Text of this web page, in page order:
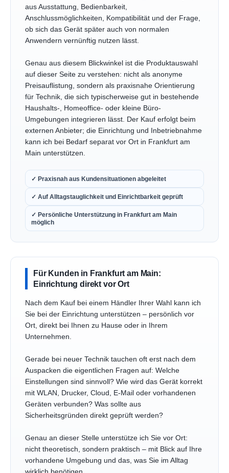
aus Ausstattung, Bedienbarkeit,
Anschlussmöglichkeiten, Kompatibilität und der Frage,
ob sich das Gerät später auch von normalen
Anwendern vernünftig nutzen lässt.
Genau aus diesem Blickwinkel ist die Produktauswahl
auf dieser Seite zu verstehen: nicht als anonyme
Preisauflistung, sondern als praxisnahe Orientierung
für Technik, die sich typischerweise gut in bestehende
Haushalts-, Homeoffice- oder kleine Büro-
Umgebungen integrieren lässt. Der Kauf erfolgt beim
externen Anbieter; die Einrichtung und Inbetriebnahme
kann ich bei Bedarf separat vor Ort in Frankfurt am
Main unterstützen.
✓ Praxisnah aus Kundensituationen abgeleitet
✓ Auf Alltagstauglichkeit und Einrichtbarkeit geprüft
✓ Persönliche Unterstützung in Frankfurt am Main
möglich
Für Kunden in Frankfurt am Main:
Einrichtung direkt vor Ort
Nach dem Kauf bei einem Händler Ihrer Wahl kann ich
Sie bei der Einrichtung unterstützen – persönlich vor
Ort, direkt bei Ihnen zu Hause oder in Ihrem
Unternehmen.
Gerade bei neuer Technik tauchen oft erst nach dem
Auspacken die eigentlichen Fragen auf: Welche
Einstellungen sind sinnvoll? Wie wird das Gerät korrekt
mit WLAN, Drucker, Cloud, E-Mail oder vorhandenen
Geräten verbunden? Was sollte aus
Sicherheitsgründen direkt geprüft werden?
Genau an dieser Stelle unterstütze ich Sie vor Ort:
nicht theoretisch, sondern praktisch – mit Blick auf Ihre
vorhandene Umgebung und das, was Sie im Alltag